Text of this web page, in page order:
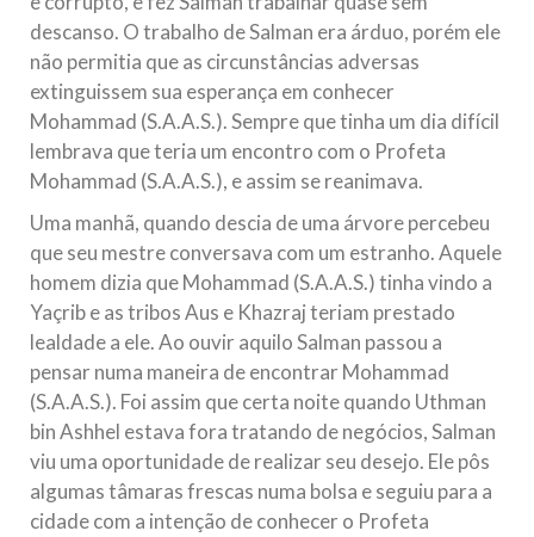
descanso. O trabalho de Salman era árduo, porém ele
não permitia que as circunstâncias adversas
extinguissem sua esperança em conhecer
Mohammad (S.A.A.S.). Sempre que tinha um dia difícil
lembrava que teria um encontro com o Profeta
Mohammad (S.A.A.S.), e assim se reanimava.
Uma manhã, quando descia de uma árvore percebeu
que seu mestre conversava com um estranho. Aquele
homem dizia que Mohammad (S.A.A.S.) tinha vindo a
Yaçrib e as tribos Aus e Khazraj teriam prestado
lealdade a ele. Ao ouvir aquilo Salman passou a
pensar numa maneira de encontrar Mohammad
(S.A.A.S.). Foi assim que certa noite quando Uthman
bin Ashhel estava fora tratando de negócios, Salman
viu uma oportunidade de realizar seu desejo. Ele pôs
algumas tâmaras frescas numa bolsa e seguiu para a
cidade com a intenção de conhecer o Profeta